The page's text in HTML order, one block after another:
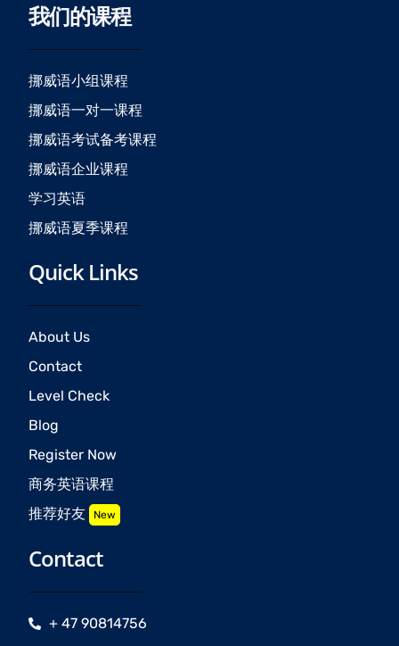
e
b
o
o
k
t
a
g
r
a
m
我们的课程
挪威语小组课程
挪威语一对一课程
挪威语考试备考课程
挪威语企业课程
学习英语
挪威语夏季课程
Quick Links
About Us
Contact
Level Check
Blog
Register Now
商务英语课程
推荐好友 New
Contact
+ 47 90814756